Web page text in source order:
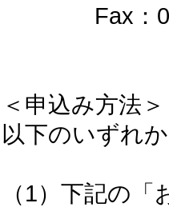
Fax：
＜申込み方法＞
以下のいずれ
（1）下記の